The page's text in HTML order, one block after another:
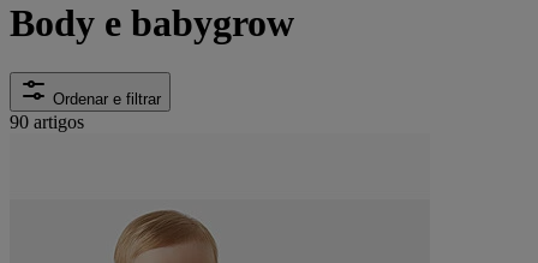
Body e babygrow
Ordenar e filtrar
90 artigos